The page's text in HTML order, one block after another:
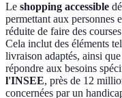
Le shopping accessible
permettant aux personnes
réduite de faire des
Cela inclut des éléments
livraison adaptés, ainsi
répondre aux besoins
l'INSEE, près de 12
concernées par un